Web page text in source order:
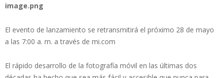
image.png
El evento de lanzamiento se retransmitirá el próximo 28 de mayo
a las 7:00 a. m. a través de mi.com
El rápido desarrollo de la fotografía móvil en las últimas dos